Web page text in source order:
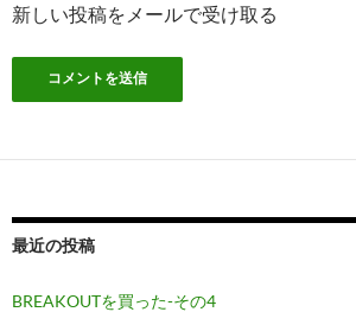
新しい投稿をメールで受け取る
最近の投稿
BREAKOUTを買った-その4